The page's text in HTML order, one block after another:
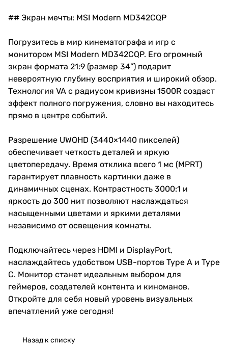
## Экран мечты: MSI Modern MD342CQP
Погрузитесь в мир кинематографа и игр с
монитором MSI Modern MD342CQP. Его огромный
экран формата 21:9 (размер 34”) подарит
невероятную глубину восприятия и широкий обзор.
Технология VA с радиусом кривизны 1500R создаст
эффект полного погружения, словно вы находитесь
прямо в центре событий.
Разрешение UWQHD (3440×1440 пикселей)
обеспечивает четкость деталей и яркую
цветопередачу. Время отклика всего 1 мс (MPRT)
гарантирует плавность картинки даже в
динамичных сценах. Контрастность 3000:1 и
яркость до 300 нит позволяют наслаждаться
насыщенными цветами и яркими деталями
независимо от освещения комнаты.
Подключайтесь через HDMI и DisplayPort,
наслаждайтесь удобством USB-портов Type A и Type
C. Монитор станет идеальным выбором для
геймеров, создателей контента и киноманов.
Откройте для себя новый уровень визуальных
впечатлений уже сегодня!
Назад к списку